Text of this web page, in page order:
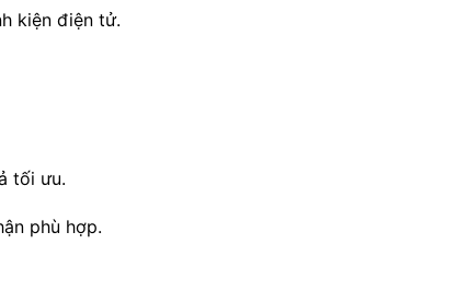
kiện điện tử.
tối ưu.
phù hợp.